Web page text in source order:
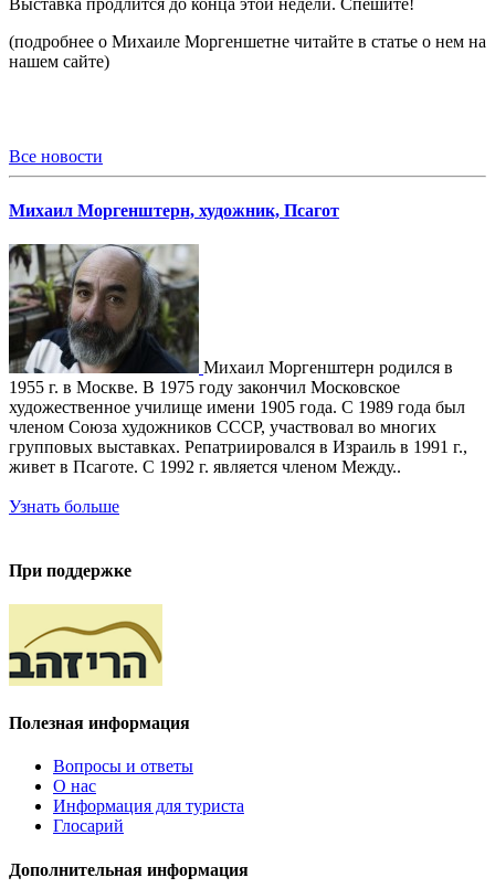
(подробнее о Михаиле Моргеншетне читайте в статье о нем на
нашем сайте)
Все новости
Михаил Моргенштерн, художник, Псагот
Михаил Моргенштерн родился в
1955 г. в Москве. В 1975 году закончил Московское
художественное училище имени 1905 года. С 1989 года был
членом Союза художников СССР, участвовал во многих
групповых выставках. Репатриировался в Израиль в 1991 г.,
живет в Псаготе. С 1992 г. является членом Между..
Узнать больше
При поддержке
Полезная информация
Вопросы и ответы
О нас
Информация для туриста
Глосарий
Дополнительная информация